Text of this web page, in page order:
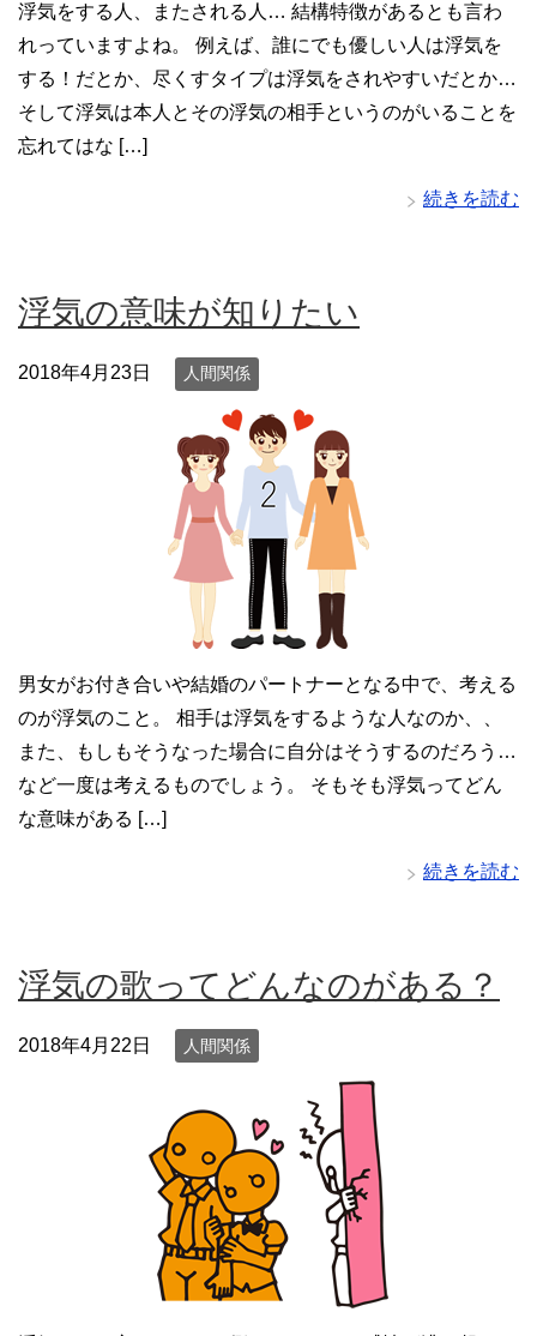
浮気をする人、またされる人… 結構特徴があるとも言わ
れっていますよね。 例えば、誰にでも優しい人は浮気を
する！だとか、尽くすタイプは浮気をされやすいだとか…
そして浮気は本人とその浮気の相手というのがいることを
忘れてはな […]
続きを読む
浮気の意味が知りたい
2018年4月23日 人間関係
男女がお付き合いや結婚のパートナーとなる中で、考える
のが浮気のこと。 相手は浮気をするような人なのか、、
また、もしもそうなった場合に自分はそうするのだろう…
など一度は考えるものでしょう。 そもそも浮気ってどん
な意味がある […]
続きを読む
浮気の歌ってどんなのがある？
2018年4月22日 人間関係